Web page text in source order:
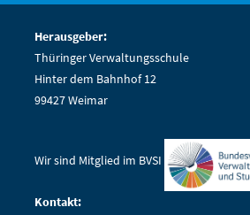
Herausgeber:
Thüringer Verwaltungsschule
Hinter dem Bahnhof 12
99427 Weimar
Wir sind Mitglied im BVSI
Kontakt: